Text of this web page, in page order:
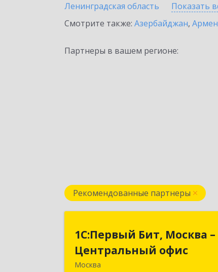
Ленинградская область
Показать
Смотрите также: Азербайджан,
Партнеры в вашем регионе:
Рекомендованные партнеры
1С:Первый Бит, Москва –
Центральный офис
Москва
1С:Первый Бит, Москва
Центральный
г. Москва, ул. Воронцовская, д.